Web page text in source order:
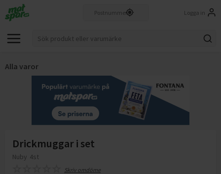
Logga in
Alla varor
Drickmuggar i set
Nuby 4st
Skriv omdöme